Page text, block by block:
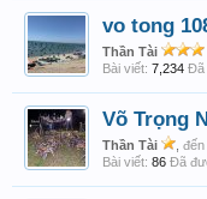
vo tong
Thần Tài
Bài viết: 7,234 Đã
Võ Trọng
Thần Tài
Bài viết: 86 Đã